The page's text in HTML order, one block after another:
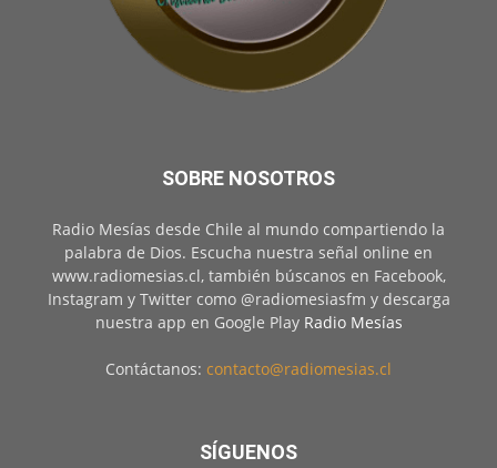
SOBRE NOSOTROS
Radio Mesías desde Chile al mundo compartiendo la
palabra de Dios. Escucha nuestra señal online en
www.radiomesias.cl, también búscanos en Facebook,
Instagram y Twitter como @radiomesiasfm y descarga
nuestra app en Google Play Radio Mesías
Contáctanos: contacto@radiomesias.cl
SÍGUENOS